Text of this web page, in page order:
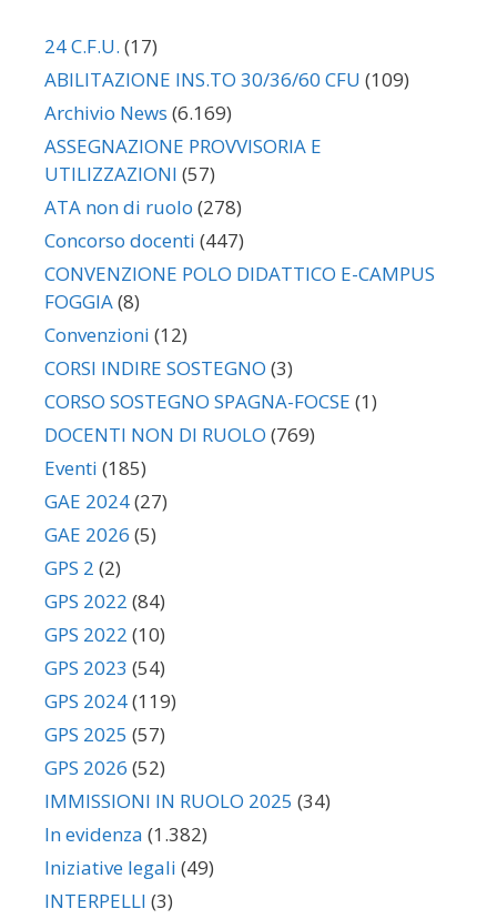
24 C.F.U. (17)
ABILITAZIONE INS.TO 30/36/60 CFU (109)
Archivio News (6.169)
ASSEGNAZIONE PROVVISORIA E
UTILIZZAZIONI (57)
ATA non di ruolo (278)
Concorso docenti (447)
CONVENZIONE POLO DIDATTICO E-CAMPUS
FOGGIA(8)
Convenzioni (12)
CORSI INDIRE SOSTEGNO (3)
CORSO SOSTEGNO SPAGNA-FOCSE (1)
DOCENTI NON DI RUOLO (769)
Eventi (185)
GAE 2024(27)
GAE 2026 (5)
GPS 2 (2)
GPS 2022 (84)
GPS 2022 (10)
GPS 2023 (54)
GPS 2024(119)
GPS 2025 (57)
GPS 2026 (52)
IMMISSIONI IN RUOLO 2025 (34)
In evidenza (1.382)
Iniziative legali (49)
INTERPELLI (3)